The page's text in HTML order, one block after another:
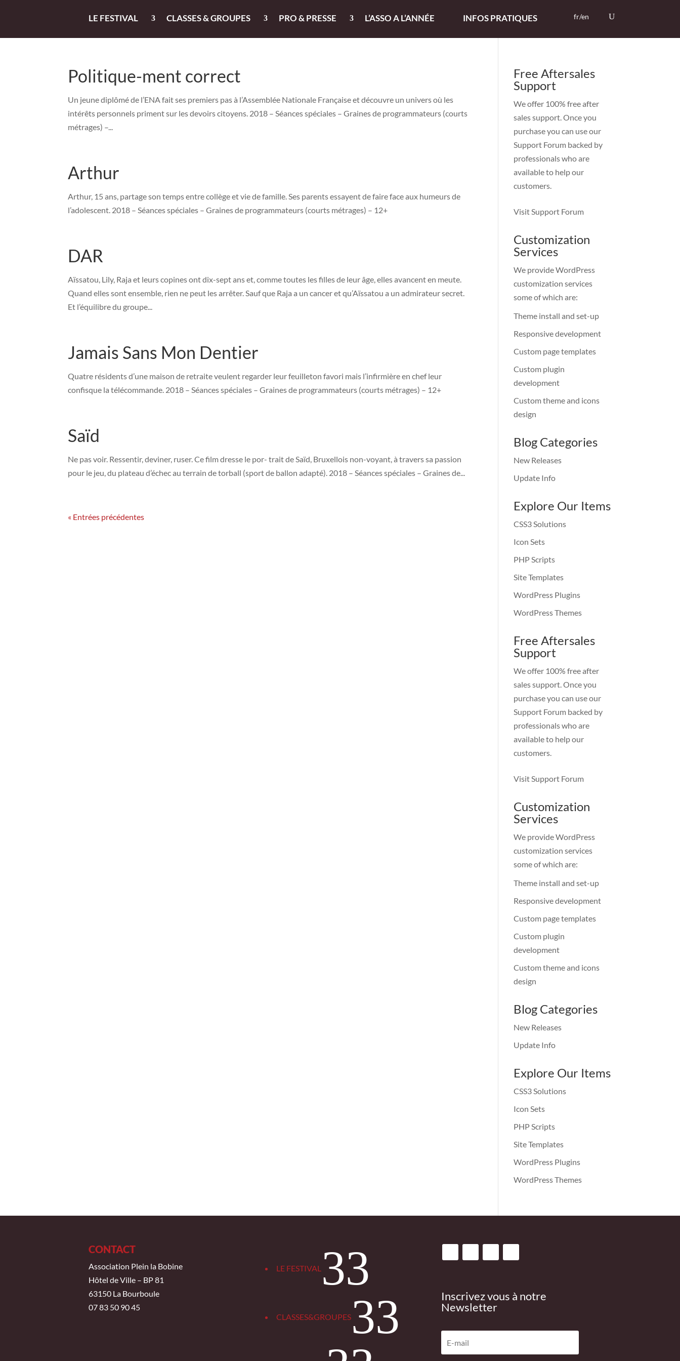
LE FESTIVAL CLASSES & GROUPES PRO & PRESSE L’ASSO A L’ANNÉE INFOS PRATIQUES fr/en
Politique-ment correct
Un jeune diplômé de l’ENA fait ses premiers pas à l’Assemblée Nationale Française et découvre un univers où les
intérêts personnels priment sur les devoirs citoyens. 2018 – Séances spéciales – Graines de programmateurs (courts
métrages) –...
Arthur
Arthur, 15 ans, partage son temps entre collège et vie de famille. Ses parents essayent de faire face aux humeurs de
l’adolescent. 2018 – Séances spéciales – Graines de programmateurs (courts métrages) – 12+
DAR
Aïssatou, Lily, Raja et leurs copines ont dix-sept ans et, comme toutes les filles de leur âge, elles avancent en meute.
Quand elles sont ensemble, rien ne peut les arrêter. Sauf que Raja a un cancer et qu’Aïssatou a un admirateur secret.
Et l’équilibre du groupe...
Jamais Sans Mon Dentier
Quatre résidents d’une maison de retraite veulent regarder leur feuilleton favori mais l’infirmière en chef leur
confisque la télécommande. 2018 – Séances spéciales – Graines de programmateurs (courts métrages) – 12+
Saïd
Ne pas voir. Ressentir, deviner, ruser. Ce film dresse le por- trait de Saïd, Bruxellois non-voyant, à travers sa passion
pour le jeu, du plateau d’échec au terrain de torball (sport de ballon adapté). 2018 – Séances spéciales – Graines de...
« Entrées précédentes
Free Aftersales
Support
We offer 100% free after
sales support. Once you
purchase you can use our
Support Forum backed by
professionals who are
available to help our
customers.
Visit Support Forum
Customization
Services
We provide WordPress
customization services
some of which are:
Theme install and set-up
Responsive development
Custom page templates
Custom plugin
development
Custom theme and icons
design
Blog Categories
New Releases
Update Info
Explore Our Items
CSS3 Solutions
Icon Sets
PHP Scripts
Site Templates
WordPress Plugins
WordPress Themes
Free Aftersales
Support
We offer 100% free after
sales support. Once you
purchase you can use our
Support Forum backed by
professionals who are
available to help our
customers.
Visit Support Forum
Customization
Services
We provide WordPress
customization services
some of which are:
Theme install and set-up
Responsive development
Custom page templates
Custom plugin
development
Custom theme and icons
design
Blog Categories
New Releases
Update Info
Explore Our Items
CSS3 Solutions
Icon Sets
PHP Scripts
Site Templates
WordPress Plugins
WordPress Themes
CONTACT
Association Plein la Bobine
Hôtel de Ville – BP 81
63150 La Bourboule
07 83 50 90 45
LE FESTIVAL 3
CLASSES&GROUPES 3
Inscrivez vous à notre
Newsletter